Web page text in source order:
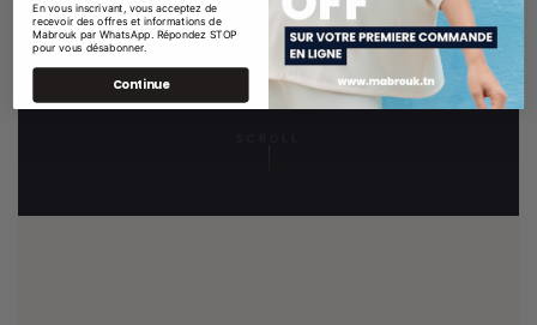
SCROLL
En vous inscrivant, vous acceptez de
recevoir des offres et informations de
Mabrouk par WhatsApp. Répondez STOP
pour vous désabonner.
Continue